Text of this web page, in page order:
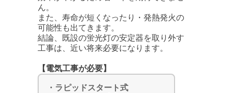
ん。
また、寿命が短くなったり・発熱発火の
可能性も出てきます。
結論、既設の蛍光灯の安定器を取り外す
工事は、近い将来必要になります。
【電気工事が必要】
・ラピッドスタート式